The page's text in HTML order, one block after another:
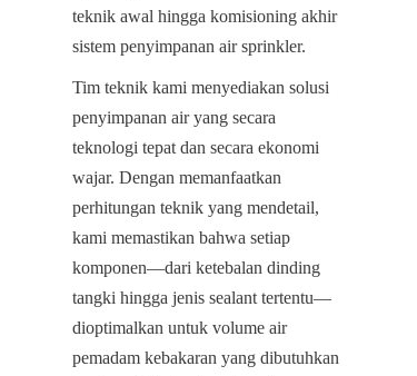
teknik awal hingga komisioning akhir
sistem penyimpanan air sprinkler.
Tim teknik kami menyediakan solusi
penyimpanan air yang secara
teknologi tepat dan secara ekonomi
wajar. Dengan memanfaatkan
perhitungan teknik yang mendetail,
kami memastikan bahwa setiap
komponen—dari ketebalan dinding
tangki hingga jenis sealant tertentu—
dioptimalkan untuk volume air
pemadam kebakaran yang dibutuhkan